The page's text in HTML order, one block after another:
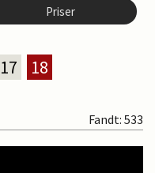
Priser
17 18
Fandt: 533